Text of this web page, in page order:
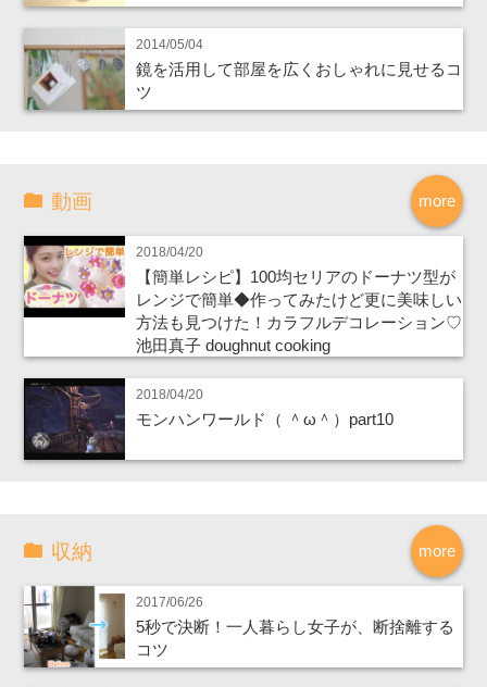
2014/05/04
鏡を活用して部屋を広くおしゃれに見せるコ
ツ
more
動画
2018/04/20
【簡単レシピ】100均セリアのドーナツ型が
レンジで簡単◆作ってみたけど更に美味しい
方法も見つけた！カラフルデコレーション♡
池田真子 doughnut cooking
2018/04/20
モンハンワールド（ ＾ω＾）part10
more
収納
2017/06/26
5秒で決断！一人暮らし女子が、断捨離する
コツ